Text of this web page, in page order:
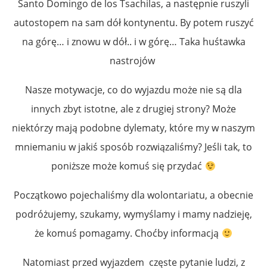
Santo Domingo de los Tsachilas, a następnie ruszyli
autostopem na sam dół kontynentu. By potem ruszyć
na górę… i znowu w dół.. i w górę… Taka huśtawka
nastrojów
Nasze motywacje, co do wyjazdu może nie są dla
innych zbyt istotne, ale z drugiej strony? Może
niektórzy mają podobne dylematy, które my w naszym
mniemaniu w jakiś sposób rozwiązaliśmy? Jeśli tak, to
poniższe może komuś się przydać
Początkowo pojechaliśmy dla wolontariatu, a obecnie
podróżujemy, szukamy, wymyślamy i mamy nadzieję,
że komuś pomagamy. Choćby informacją
Natomiast przed wyjazdem częste pytanie ludzi, z